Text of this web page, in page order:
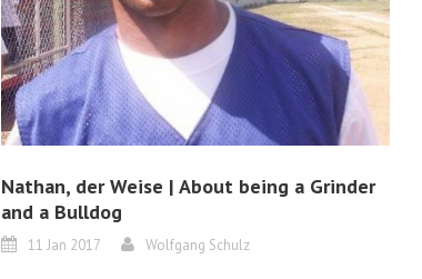
Nathan, der Weise | About being a Grinder
and a Bulldog
11 Jan 2017 Wolfgang Schulz